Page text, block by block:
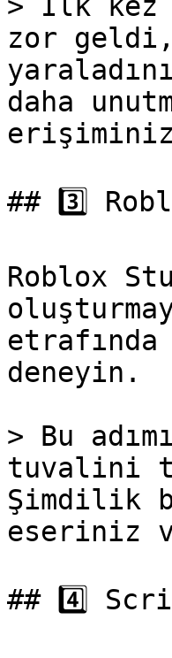
zor
daha
## 3️⃣
Roblox
deneyin.
> Bu
tuvalini
Şimdilik
eseriniz
## 4️⃣